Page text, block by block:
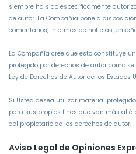
siempre ha sido específicamente
de autor. La Compañía pone a
comentarios, informes de noticias,
La Compañía cree que esto constituye
protegido por derechos de autor como
Ley de Derechos de Autor de los Estados
Si Usted desea utilizar material
para sus propios fines que van más allá
del propietario de los derechos de autor.
Aviso Legal de Opiniones